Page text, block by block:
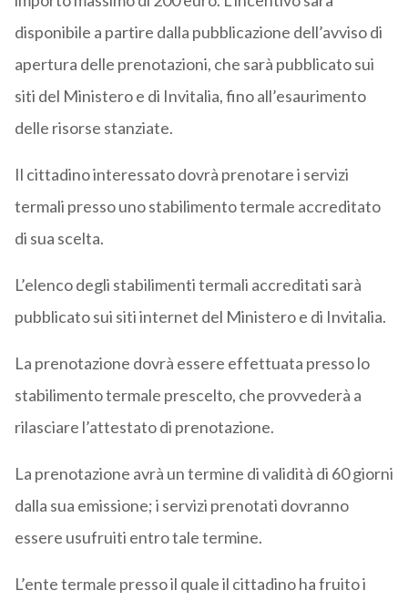
disponibile a partire dalla pubblicazione dell’avviso di
apertura delle prenotazioni, che sarà pubblicato sui
siti del Ministero e di Invitalia, fino all’esaurimento
delle risorse stanziate.
Il cittadino interessato dovrà prenotare i servizi
termali presso uno stabilimento termale accreditato
di sua scelta.
L’elenco degli stabilimenti termali accreditati sarà
pubblicato sui siti internet del Ministero e di Invitalia.
La prenotazione dovrà essere effettuata presso lo
stabilimento termale prescelto, che provvederà a
rilasciare l’attestato di prenotazione.
La prenotazione avrà un termine di validità di 60 giorni
dalla sua emissione; i servizi prenotati dovranno
essere usufruiti entro tale termine.
L’ente termale presso il quale il cittadino ha fruito i